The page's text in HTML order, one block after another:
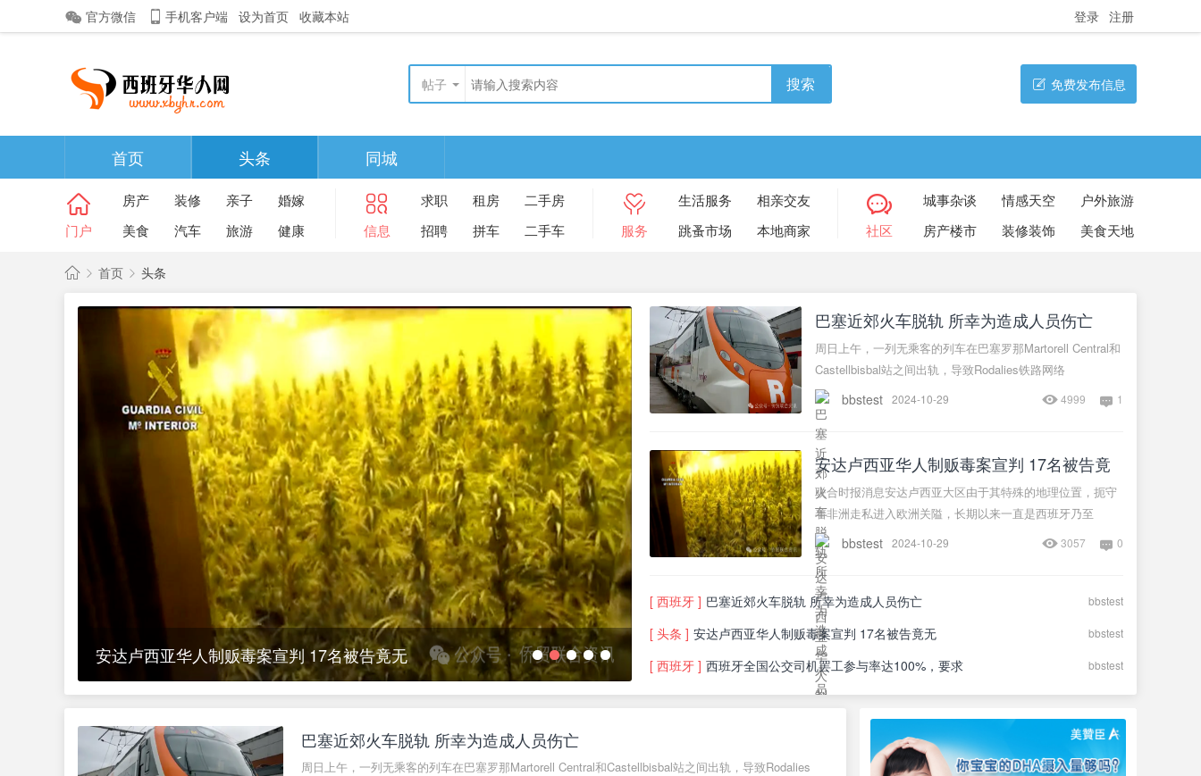
官方微信 手机客户端 设为首页 收藏本站 登录 注册
帖子 搜索 免费发布信息
首页 头条 同城
门户
房产 装修 亲子
婚嫁
美食
汽车 旅游 健康 信息
求职 租房
二手房
招聘
拼车 二手车 服务
生活服务
相亲交友
跳蚤市场
本地商家 社区
城事杂谈 情感天空
户外旅游
房产楼市
装修装饰 美食天地
首页 头条
西班牙全国公交司机罢工参与率达100%，要求 西班牙自雇人士年末面临多项新变化，未回应
1 2 3
巴塞近郊火车脱轨 所幸为造成人员伤亡
周日上午，一列无乘客的列车在巴塞罗那Martorell Central和
Castellbisbal站之间出轨，导致Rodalies铁路网络
bbstest 2024-10-29 1
4999
安达卢西亚华人制贩毒案宣判 17名被告竟
无
联合时报消息安达卢西亚大区由于其特殊的地理位置，扼守
着非洲走私进入欧洲关隘，长期以来一直是西班牙乃至
bbstest 2024-10-29 0
3057
[ 西班牙 ] 巴塞近郊火车脱轨 所幸为造成人员伤亡 bbstest
[ 头条 ] 安达卢西亚华人制贩毒案宣判 17名被告竟无 bbstest
[ 西班牙 ] 西班牙全国公交司机罢工参与率达100%，要求 bbstest
巴塞近郊火车脱轨 所幸为造成人员伤亡
周日上午，一列无乘客的列车在巴塞罗那Martorell Central和Castellbisbal站之间出轨，导致Rodalies